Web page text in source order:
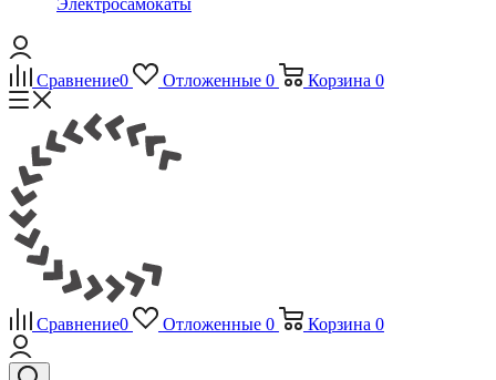
Сравнение0 Отложенные 0 Корзина 0
Сравнение0 Отложенные 0 Корзина 0